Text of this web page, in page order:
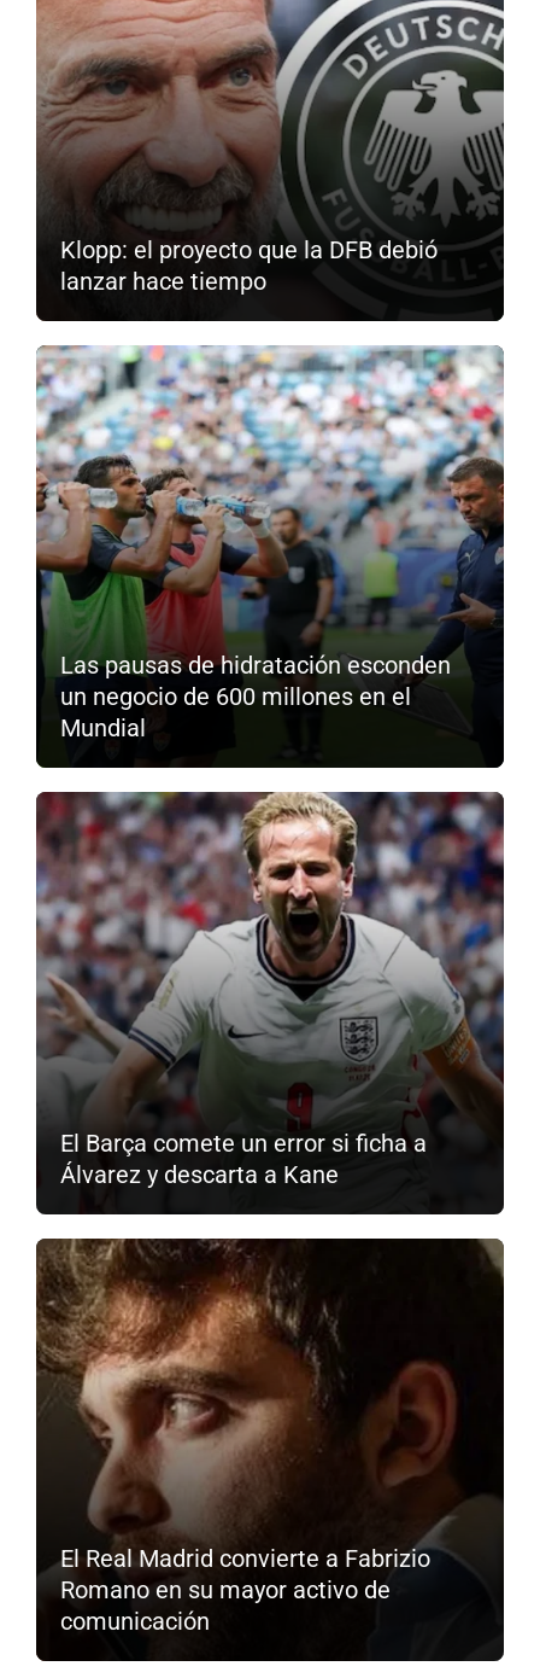
Klopp: el proyecto que la DFB debió
lanzar hace tiempo
Las pausas de hidratación esconden
un negocio de 600 millones en el
Mundial
El Barça comete un error si ficha a
Álvarez y descarta a Kane
El Real Madrid convierte a Fabrizio
Romano en su mayor activo de
comunicación